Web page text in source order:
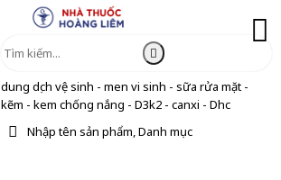
dung dịch vệ sinh - men vi sinh - sữa rửa mặt -
kẽm - kem chống nắng - D3k2 - canxi - Dhc
Nhập tên sản phẩm, Danh mục